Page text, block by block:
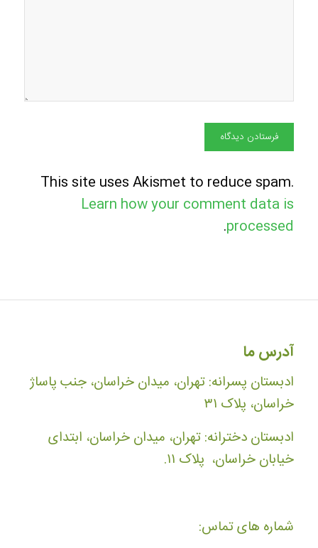
This site uses Akismet to reduce spam.
Learn how your comment data is
processed
.
آدرس ما
ادبستان پسرانه: تهران، میدان خراسان، جنب پاساژ
خراسان، پلاک ۳۱
ادبستان دخترانه: تهران، میدان خراسان، ابتدای
خیابان خراسان، پلاک ۱۱.
شماره های تماس: